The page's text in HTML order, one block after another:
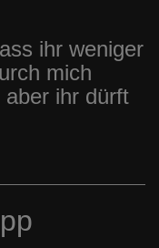
ihr weniger
mich
ihr dürft